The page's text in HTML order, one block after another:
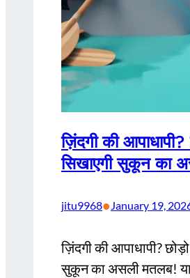
ज़िंदगी की
सिखाएगी सुकून का
jitu9968•January 19,
ज़िंदगी की आपाधापी?
सुकून का असली मतलब!